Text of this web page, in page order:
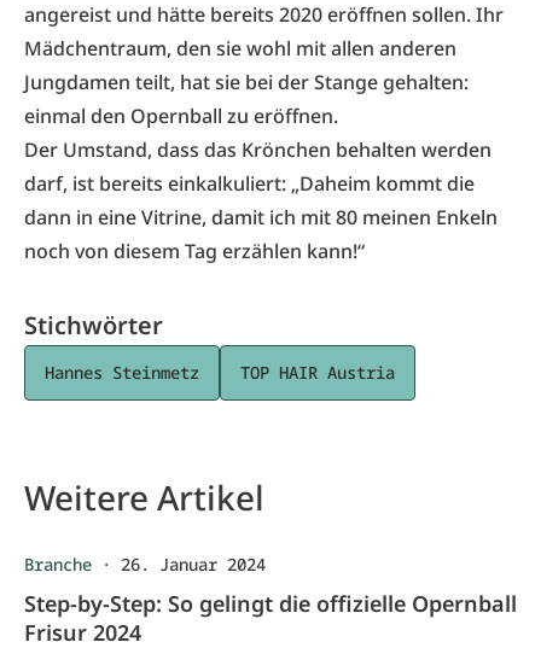
angereist und hätte bereits 2020 eröffnen sollen. Ihr
Mädchentraum, den sie wohl mit allen anderen
Jungdamen teilt, hat sie bei der Stange gehalten:
einmal den Opernball zu eröffnen.
Der Umstand, dass das Krönchen behalten werden
darf, ist bereits einkalkuliert: „Daheim kommt die
dann in eine Vitrine, damit ich mit 80 meinen Enkeln
noch von diesem Tag erzählen kann!“
Stichwörter
Hannes Steinmetz TOP HAIR Austria
Weitere Artikel
Branche · 26. Januar 2024
Step-by-Step: So gelingt die offizielle Opernball
Frisur 2024